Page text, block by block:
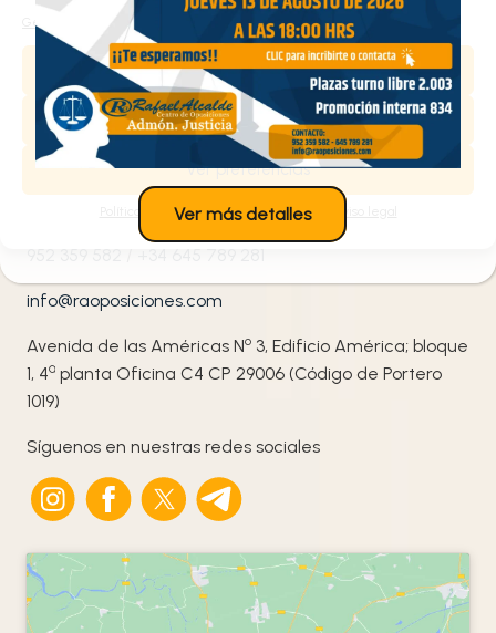
Gestionar los servicios
Aceptar
Denegar
Ver preferencias
Política de cookiesPolítica de privacidad
Contacta con nosotros
¡Te ayudamos!
952 359 582 +34 645 789 281
info@raoposiciones.com
Avenida de las Américas No 3, Edificio América; bloque
1, 4ª planta Oficina C4 CP 29006 (Código de Portero
1019)
Síguenos en nuestras redes sociales
Ver más detalles